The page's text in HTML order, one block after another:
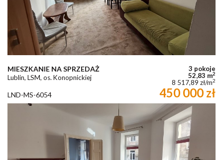
MIESZKANIE NA SPRZEDAŻ
Lublin, LSM, os. Konopnickiej
3 pokoje
52,83 m2
8 517,89 zł/m2
LND-MS-6054 450 000 zł